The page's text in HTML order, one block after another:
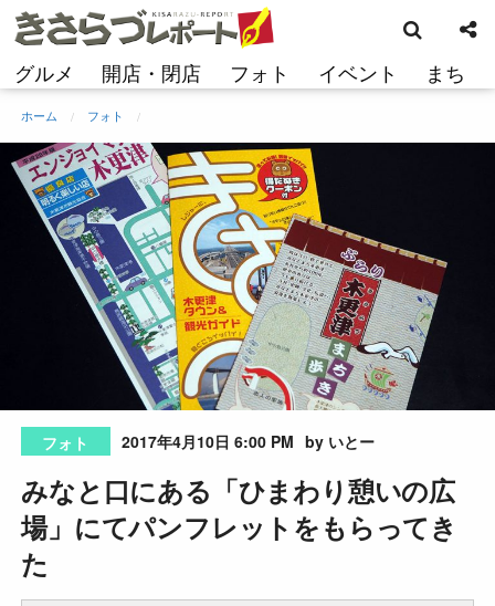
コ
ン
ン
へ
ス
グルメ 開店・閉店 フォト イベント まち
索
ホーム フォト
フォト 2017年4月10日 6:00 PM by いとー
みなと口にある「ひまわり憩いの広
場」にてパンフレットをもらってき
た